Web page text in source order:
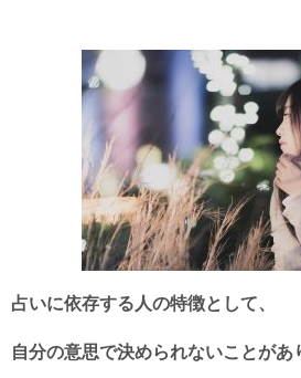
占いに依存する人の特徴として、
自分の意思で決められないことがあ